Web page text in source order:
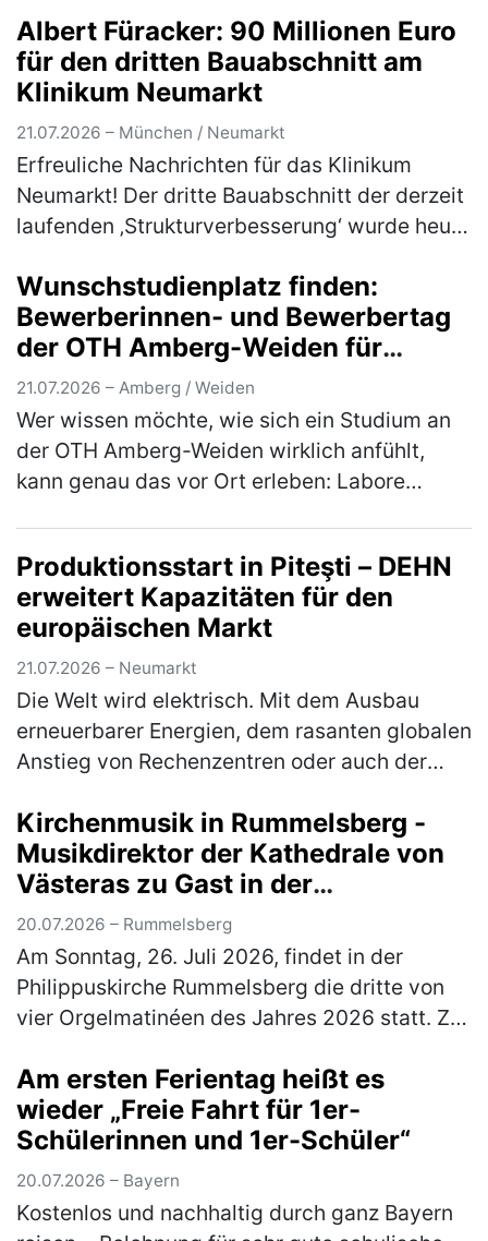
Getränken und jeder Menge M…(mehr)
Albert Füracker: 90 Millionen Euro
für den dritten Bauabschnitt am
Klinikum Neumarkt
21.07.2026 – München / Neumarkt
Erfreuliche Nachrichten für das Klinikum
Neumarkt! Der dritte Bauabschnitt der derzeit
laufenden ‚Strukturverbesserung‘ wurde heute
Euro in das Jahreskrankenh…(mehr)
Wunschstudienplatz finden:
Bewerberinnen- und Bewerbertag
der OTH Amberg-Weiden für
Studieninteressierte und Bewerber
21.07.2026 – Amberg / Weiden
Wer wissen möchte, wie sich ein Studium an
der OTH Amberg-Weiden wirklich anfühlt,
kann genau das vor Ort erleben: Labore
(mehr)
Produktionsstart in Piteşti – DEHN
erweitert Kapazitäten für den
europäischen Markt
21.07.2026 – Neumarkt
Die Welt wird elektrisch. Mit dem Ausbau
erneuerbarer Energien, dem rasanten globalen
Anstieg von Rechenzentren oder auch der
die Elektrobranche zentraler…(mehr)
Kirchenmusik in Rummelsberg -
Musikdirektor der Kathedrale von
Västeras zu Gast in der
Philippuskirche
20.07.2026 – Rummelsberg
Am Sonntag, 26. Juli 2026, findet in der
Philippuskirche Rummelsberg die dritte von
vier Orgelmatinéen des Jahres 2026 statt. Zu
Västeras in Schweden, Ben…(mehr)
Am ersten Ferientag heißt es
wieder „Freie Fahrt für 1er-
Schülerinnen und 1er-Schüler“
20.07.2026 – Bayern
Kostenlos und nachhaltig durch ganz Bayern